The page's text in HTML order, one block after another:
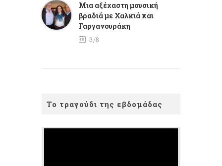
Mια αξέχαστη μουσική
βραδιά με Χαλκιά και
Γαργανουράκη
3/8
Το τραγούδι της εβδομάδας